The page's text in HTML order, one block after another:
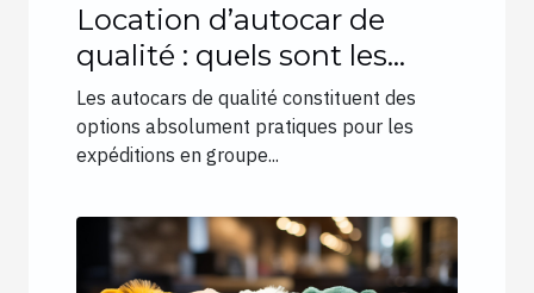
Location d’autocar de
qualité : quels sont les
éléments essentiels à
analyser ?
Les autocars de qualité constituent des
options absolument pratiques pour les
expéditions en groupe...